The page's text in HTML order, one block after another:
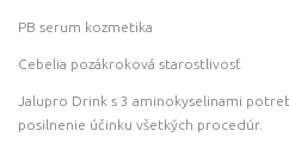
PB serum kozmetika
Cebelia pozákroková starostlivosť
Jalupro Drink s 3 aminokyselinami
posilnenie účinku všetkých procedúr.